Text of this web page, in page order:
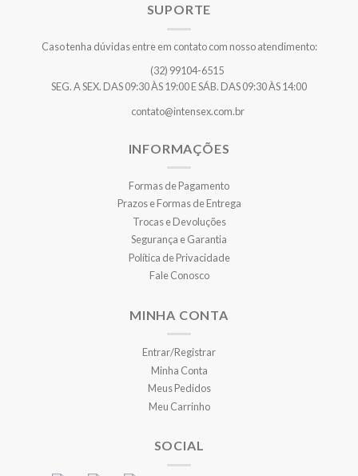
SUPORTE
Caso tenha dúvidas entre em contato com nosso atendimento:
(32) 99104-6515
SEG. A SEX. DAS 09:30 ÀS 19:00 E SÁB. DAS 09:30 ÀS 14:00
contato@intensex.com.br
INFORMAÇÕES
Formas de Pagamento
Prazos e Formas de Entrega
Trocas e Devoluções
Segurança e Garantia
Política de Privacidade
Fale Conosco
MINHA CONTA
Entrar/Registrar
Minha Conta
Meus Pedidos
Meu Carrinho
SOCIAL